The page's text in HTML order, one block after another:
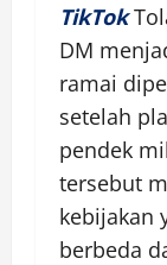
TikTok
DM
ramai
setelah
pendek
tersebut
kebijakan
berbeda